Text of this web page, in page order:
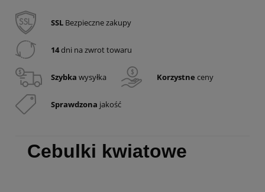
SSL Bezpieczne zakupy
14dni na zwrot towaru
Szybka wysyłka Korzystne ceny
Sprawdzona jakość
Cebulki kwiatowe